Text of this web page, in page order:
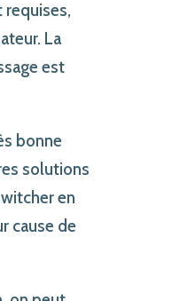
La
est
bonne
solutions
en
cause de